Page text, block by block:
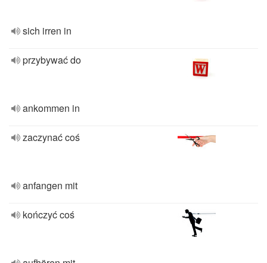
sich irren in
przybywać do
ankommen in
zaczynać coś
anfangen mit
kończyć coś